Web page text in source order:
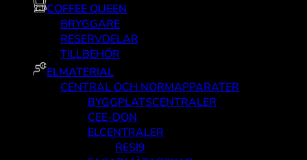
COFFEE QUEEN
BRYGGARE
RESERVDELAR
TILLBEHÖR
ELMATERIAL
CENTRAL OCH NORMAPPARATER
BYGGPLATSCENTRALER
CEE-DON
ELCENTRALER
RESI9